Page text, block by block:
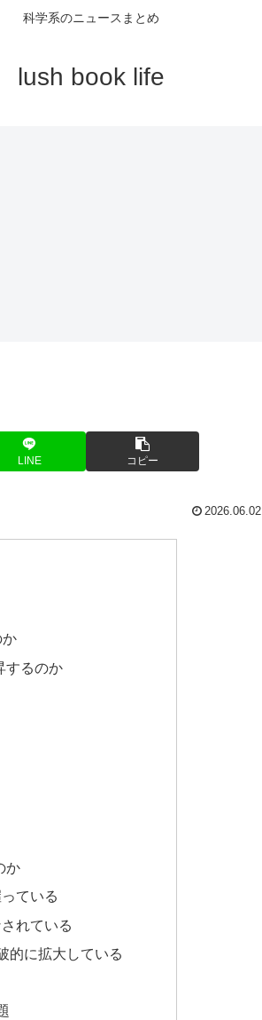
科学系のニュースまとめ
lush book life
LINE コピー
2026.06.02
か
するのか
か
ている
れている
的に拡大している